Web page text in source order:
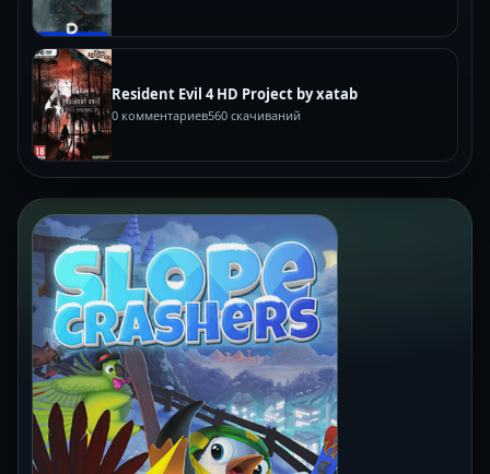
Resident Evil 4 HD Project by xatab
0 комментариев560 скачиваний